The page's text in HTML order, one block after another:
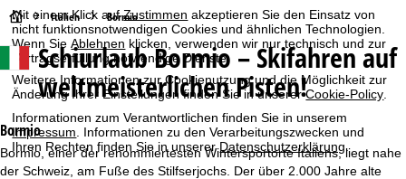
Mit einem Klick aufZustimmen akzeptieren Sie den Einsatz von
nicht funktionsnotwendigen Cookies und ähnlichen Technologien.
Wenn SieAblehnen klicken, verwenden wir nur technisch und zur
Vertragserfüllung notwendige Dienste.
Weitere Informationen zur Cookienutzung und die Möglichkeit zur
Änderung Ihrer Einstellungen finden Sie in unsererCookie-Policy.
Informationen zum Verantwortlichen finden Sie in unserem
Impressum. Informationen zu den Verarbeitungszwecken und
Ihren Rechten finden Sie in unsererDatenschutzerklärung.
S
t
a
r
t
Italien Bormio
SchiurlaubBormio – Skifahren auf
weltmeisterlichen Pisten!
Bormio
Bormio, einer der renommiertesten Wintersportorte Italiens, liegt nahe
der Schweiz, am Fuße des Stilfserjochs. Der über 2.000 Jahre alte